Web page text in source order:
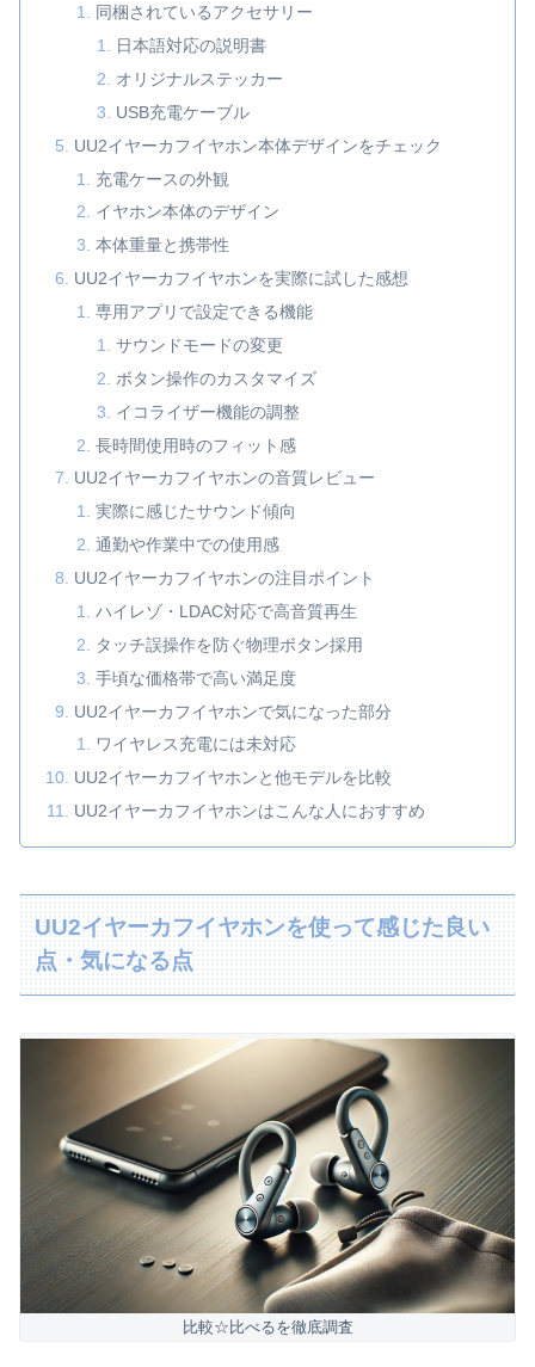
同梱されているアクセサリー
日本語対応の説明書
オリジナルステッカー
USB充電ケーブル
UU2イヤーカフイヤホン本体デザインをチェック
充電ケースの外観
イヤホン本体のデザイン
本体重量と携帯性
UU2イヤーカフイヤホンを実際に試した感想
専用アプリで設定できる機能
サウンドモードの変更
ボタン操作のカスタマイズ
イコライザー機能の調整
長時間使用時のフィット感
UU2イヤーカフイヤホンの音質レビュー
実際に感じたサウンド傾向
通勤や作業中での使用感
UU2イヤーカフイヤホンの注目ポイント
ハイレゾ・LDAC対応で高音質再生
タッチ誤操作を防ぐ物理ボタン採用
手頃な価格帯で高い満足度
UU2イヤーカフイヤホンで気になった部分
ワイヤレス充電には未対応
UU2イヤーカフイヤホンと他モデルを比較
UU2イヤーカフイヤホンはこんな人におすすめ
UU2イヤーカフイヤホンを使って感じた良い
点・気になる点
比較☆比べるを徹底調査